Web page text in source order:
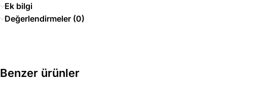
Ek bilgi
Değerlendirmeler (0)
Benzer ürünler